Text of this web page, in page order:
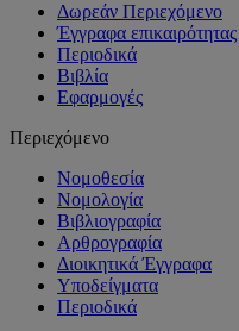
Δωρεάν Περιεχόμενο
Έγγραφα επικαιρότητας
Περιοδικά
Βιβλία
Εφαρμογές
Περιεχόμενο
Νομοθεσία
Νομολογία
Βιβλιογραφία
Αρθρογραφία
Διοικητικά Έγγραφα
Υποδείγματα
Περιοδικά